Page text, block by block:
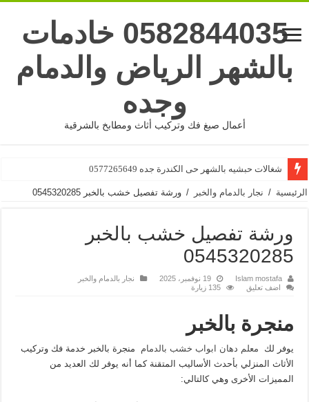
0582844035 خادمات
بالشهر الرياض والدمام
وجده
أعمال صبغ فك وتركيب أثاث ومطابخ بالشرقية
شغالات حبشيه بالشهر حى الكندرة جده 0577265649
شغالات بالشهر جده حى البوادى 0577265649
الرئيسية / نجار بالدمام والخبر / ورشة تفصيل خشب بالخبر 0545320285
ورشة تفصيل خشب بالخبر
0545320285
Islam mostafa 19 نوفمبر، 2025
نجار بالدمام والخبر
اضف تعليق
135 زيارة
منجرة بالخبر
يوفر لك معلم دهان ابواب خشب بالدمام منجرة بالخبر خدمة فك وتركيب
الأثاث المنزلي بأحدث الأساليب المتقنة كما أنه يوفر لك العديد من
المميزات الأخرى وهي كالتالي: